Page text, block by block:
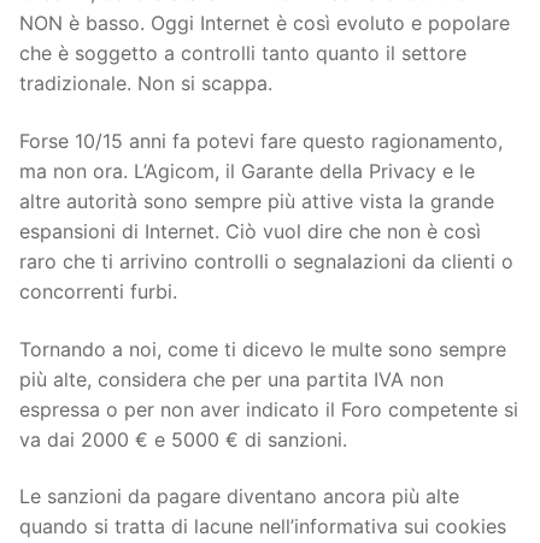
NON è basso. Oggi Internet è così evoluto e popolare
che è soggetto a controlli tanto quanto il settore
tradizionale. Non si scappa.
Forse 10/15 anni fa potevi fare questo ragionamento,
ma non ora. L’Agicom, il Garante della Privacy e le
altre autorità sono sempre più attive vista la grande
espansioni di Internet. Ciò vuol dire che non è così
raro che ti arrivino controlli o segnalazioni da clienti o
concorrenti furbi.
Tornando a noi, come ti dicevo le multe sono sempre
più alte, considera che per una partita IVA non
espressa o per non aver indicato il Foro competente si
va dai 2000 € e 5000 € di sanzioni.
Le sanzioni da pagare diventano ancora più alte
quando si tratta di lacune nell’informativa sui cookies